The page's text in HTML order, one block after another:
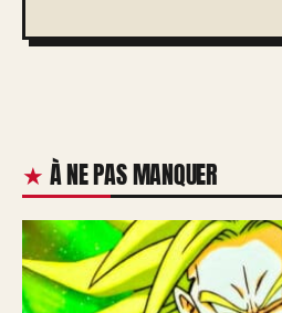
À NE PAS MANQUER